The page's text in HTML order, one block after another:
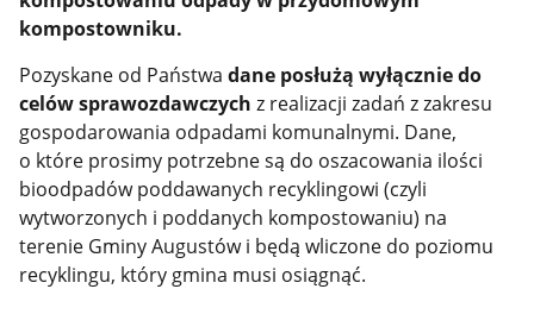
kompostowniku.
Pozyskane od Państwa dane posłużą wyłącznie do
celów sprawozdawczych z realizacji zadań z zakresu
gospodarowania odpadami komunalnymi. Dane,
o które prosimy potrzebne są do oszacowania ilości
bioodpadów poddawanych recyklingowi (czyli
wytworzonych i poddanych kompostowaniu) na
terenie Gminy Augustów i będą wliczone do poziomu
recyklingu, który gmina musi osiągnąć.